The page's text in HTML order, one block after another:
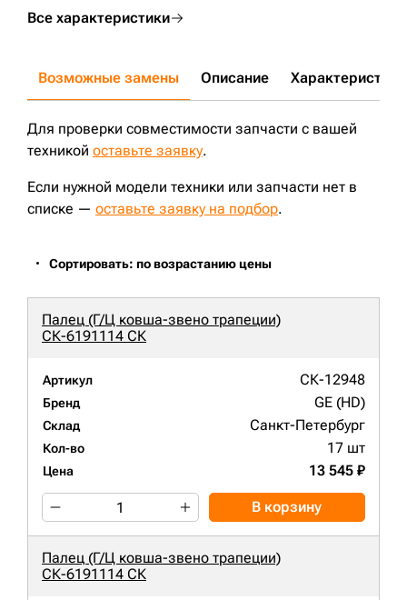
Все характеристики
Возможные замены Описание Характеристики
Для проверки совместимости запчасти с вашей
техникой оставьте заявку.
Если нужной модели техники или запчасти нет в
списке — оставьте заявку на подбор.
Сортировать: по возрастанию цены
Палец (Г/Ц ковша-звено трапеции)
СК-6191114 СК
Артикул СК-12948
Бренд GE (HD)
Склад Санкт-Петербург
Кол-во 17 шт
Цена 13 545 ₽
В корзину
Палец (Г/Ц ковша-звено трапеции)
СК-6191114 СК